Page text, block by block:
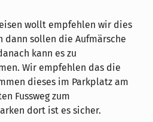
wollt empfehlen wir dies
dann sollen die Aufmärsche
kann es zu
Wir empfehlen das die
dieses im Parkplatz am
Fussweg zum
dort ist es sicher.